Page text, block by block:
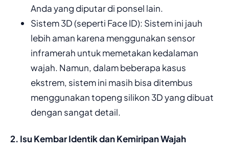
Anda yang diputar di ponsel lain.
​Sistem 3D (seperti Face ID): Sistem ini jauh
lebih aman karena menggunakan sensor
inframerah untuk memetakan kedalaman
wajah. Namun, dalam beberapa kasus
ekstrem, sistem ini masih bisa ditembus
menggunakan topeng silikon 3D yang dibuat
dengan sangat detail.
​2. Isu Kembar Identik dan Kemiripan Wajah